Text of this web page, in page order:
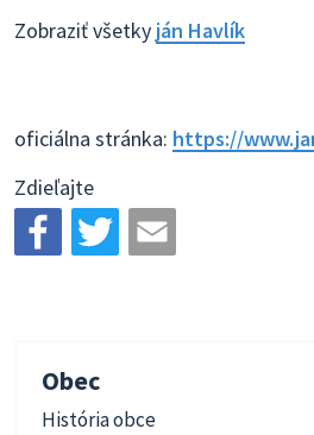
Zobraziť všetky ján Havlík
oficiálna stránka: https://
Zdieľajte
Obec
História obce